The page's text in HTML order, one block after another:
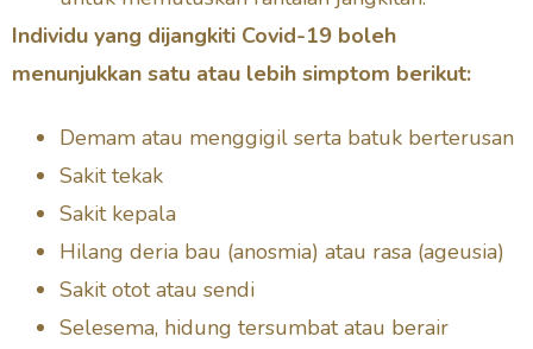
Individu yang dijangkiti Covid-19 boleh
menunjukkan satu atau lebih simptom berikut:
Demam atau menggigil serta batuk berterusan
Sakit tekak
Sakit kepala
Hilang deria bau (anosmia) atau rasa (ageusia)
Sakit otot atau sendi
Selesema, hidung tersumbat atau berair